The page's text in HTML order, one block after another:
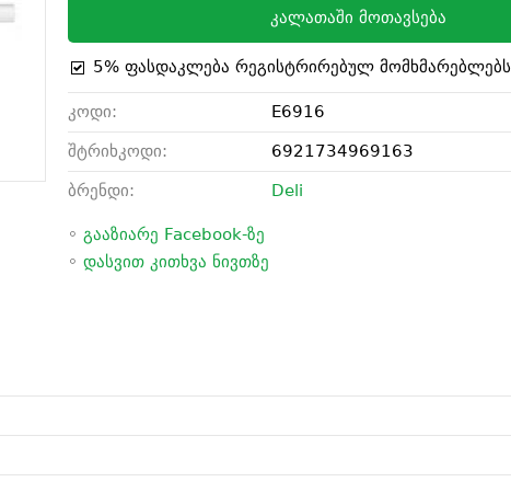
კალათაში მოთავსება
5% ფასდაკლება რეგისტრირებულ მომხმარებლებს
კოდი:
E6916
შტრიხკოდი:
6921734969163
ბრენდი:
Deli
◦ გააზიარე Facebook-ზე
◦ დასვით კითხვა ნივთზე